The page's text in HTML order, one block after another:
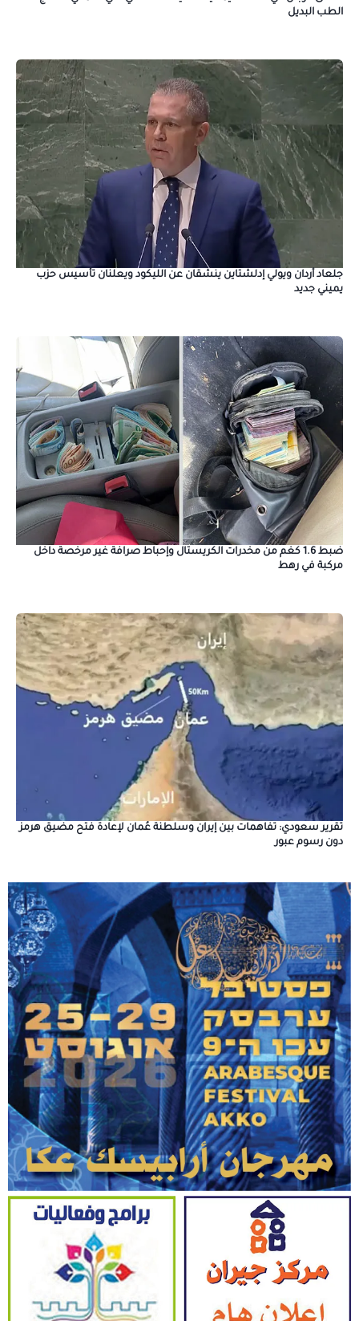
الطب البديل
جلعاد أردان ويولي إدلشتاين ينشقان عن الليكود ويعلنان تأسيس حزب
يميني جديد
ضبط 1.6 كغم من مخدرات الكريستال وإحباط صرافة غير مرخصة داخل
مركبة في رهط
تقرير سعودي: تفاهمات بين إيران وسلطنة عُمان لإعادة فتح مضيق هرمز
دون رسوم عبور